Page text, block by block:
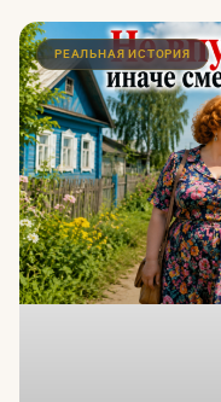
РЕАЛЬНАЯ ИСТОРИЯ